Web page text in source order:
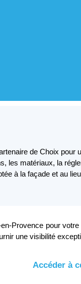
de Choix pour
les matériaux, la
à la façade et au lieu
Provence pour
une visibilité
Accéder à